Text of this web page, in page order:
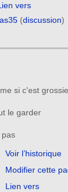
vers
(discussion)
si c'est
le garder
pas
Voir l’historique
Modifier cette
Lien vers